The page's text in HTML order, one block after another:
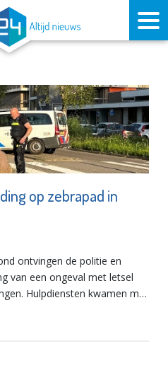
op zebrapad in
ontvingen de politie en
van een ongeval met letsel
Hulpdiensten kwamen met